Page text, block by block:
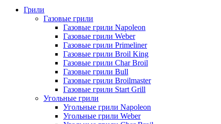
Грили
Газовые грили
Газовые грили Napoleon
Газовые грили Weber
Газовые грили Primeliner
Газовые грили Broil King
Газовые грили Char Broil
Газовые грили Bull
Газовые грили Broilmaster
Газовые грили Start Grill
Угольные грили
Угольные грили Napoleon
Угольные грили Weber